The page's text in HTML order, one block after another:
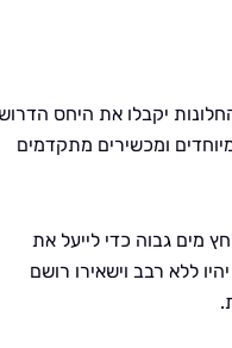
יקבלו את היחס
ומכשירים מתקדמים
מים גבוה כדי לייעל את
ללא רבב וישאירו רושם